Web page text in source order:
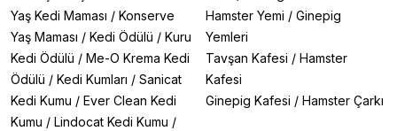
Yaş Kedi Maması / Konserve
Yaş Maması / Kedi Ödülü / Kuru
Kedi Ödülü / Me-O Krema Kedi
Ödülü / Kedi Kumları / Sanicat
Kedi Kumu / Ever Clean Kedi
Kumu / Lindocat Kedi Kumu /
Hamster Yemi / Ginepig
Yemleri
Tavşan Kafesi / Hamster
Kafesi
Ginepig Kafesi / Hamster Çarkı